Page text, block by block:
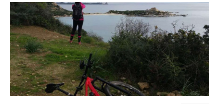
ESCURSIONISMO
SPELEOLOGIA
ARRAMPICATA
CICLOESCURSIONISMO
TORRENTISMO